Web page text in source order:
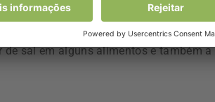
de alimentos. A definição de
as escolas e instituições do Serviço
sal em alguns alimentos e também